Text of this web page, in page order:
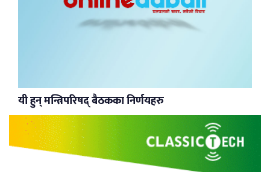
यी हुन् मन्त्रिपरिषद् बैठकका निर्णयहरु